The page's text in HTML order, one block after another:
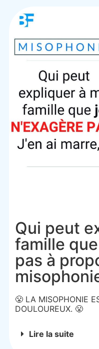
Qui peut
famille
pas à
😤 LA MISOPHONIE
DOULOUREUX. 😤
Lire la suite